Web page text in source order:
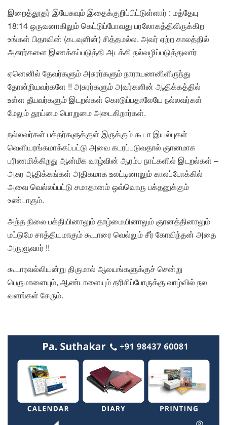
இறைத்தூதர் இயேசுவும் இதைக்குறிப்பிட்டுள்ளார் : மத்தேயு
18:14 ஒருவனாகிலும் கெட்டுப்போவது பரலோகத்திலிருக்கிற
உங்கள் பிதாவின் (கடவுளின்) சித்தமல்ல. அவர் ஏற்ற காலத்தில்
அசுரர்களை இணக்கப்படுத்தி அடக்கி நல்வழிப்படுத்துவார்
ஏனெனில் தேவர்களும் அசுரர்களும் நாராயணனிளிருந்து
தோன்றியவர்களே !! அசுரர்களும் அவர்களின் ஆதிக்கத்தில்
உள்ள தீயவர்களும் இடறல்கள் கொடுப்பதாலேயே நல்லவர்கள்
மேலும் தூய்மை பொறுமை அடைகிறார்கள்.
நல்லவர்கள் பக்தர்களுக்குள் இருக்கும் கூடா இயல்புகள்
வெளியரங்கமாக்கப்பட்டு அவை கடரப்படுவதால் ஞானமாக
பரிணமிக்கிறது ஆன்மீக வாழ்வின் ஆரம்ப நாட்களில் இடறல்கள் –
அசுர ஆதிக்கங்கள் அதிகமாக உலட்டினாலும் காலப்போக்கில்
அவை வெல்லப்பட்டு சமாதானம் ஒவ்வொரு பக்தனுக்கும்
உண்டாகும்.
அந்த நிலை பக்தியினாலும் தாழ்மையினாலும் ஞானத்தினாலும்
மட்டுமே சாத்தியமாகும் கூடாரை வெல்லும் சீர் கோவிந்தன் அதை
அருளுவார் !!
கூடாரவல்லியன்று திருமால் ஆலயங்களுக்குச் சென்று
பெருமாளையும், ஆண்டாளையும் தரிசிப்போருக்கு வாழ்வில் நல
வளங்கள் சேரும்.